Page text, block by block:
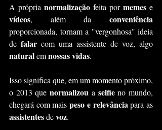
A própria normalização feita por memes
vídeos, além da
proporcionada, tornam a "vergonhosa" ideia
de falar
natural em nossas vidas.
Isso significa que, em um momento próximo,
o 2013 que normalizou a selfie no mundo,
chegará com mais peso e relevância
assistentes de voz.